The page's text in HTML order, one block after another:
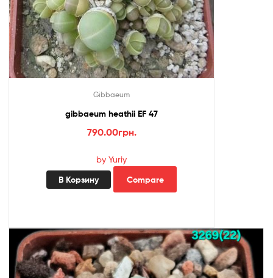
Gibbaeum
gibbaeum heathii EF 47
790.00грн.
by Yuriy
В Корзину Compare